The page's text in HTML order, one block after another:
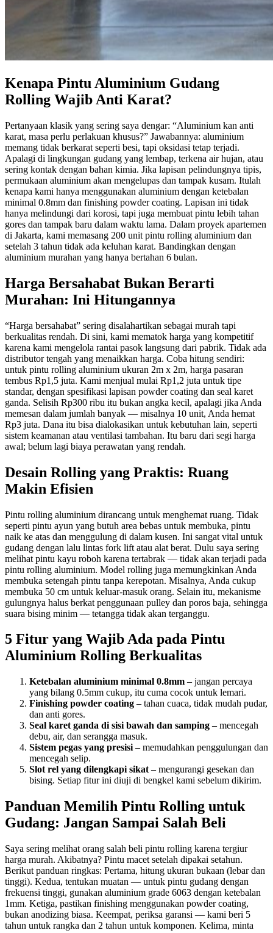
Kenapa Pintu Aluminium Gudang
Rolling Wajib Anti Karat?
Pertanyaan klasik yang sering saya dengar: “Aluminium kan anti
karat, masa perlu perlakuan khusus?” Jawabannya: aluminium
memang tidak berkarat seperti besi, tapi oksidasi tetap terjadi.
Apalagi di lingkungan gudang yang lembap, terkena air hujan, atau
sering kontak dengan bahan kimia. Jika lapisan pelindungnya tipis,
permukaan aluminium akan mengelupas dan tampak kusam. Itulah
kenapa kami hanya menggunakan aluminium dengan ketebalan
minimal 0.8mm dan finishing powder coating. Lapisan ini tidak
hanya melindungi dari korosi, tapi juga membuat pintu lebih tahan
gores dan tampak baru dalam waktu lama. Dalam proyek apartemen
di Jakarta, kami memasang 200 unit pintu rolling aluminium dan
setelah 3 tahun tidak ada keluhan karat. Bandingkan dengan
aluminium murahan yang hanya bertahan 6 bulan.
Harga Bersahabat Bukan Berarti
Murahan: Ini Hitungannya
“Harga bersahabat” sering disalahartikan sebagai murah tapi
berkualitas rendah. Di sini, kami mematok harga yang kompetitif
karena kami mengelola rantai pasok langsung dari pabrik. Tidak ada
distributor tengah yang menaikkan harga. Coba hitung sendiri:
untuk pintu rolling aluminium ukuran 2m x 2m, harga pasaran
tembus Rp1,5 juta. Kami menjual mulai Rp1,2 juta untuk tipe
standar, dengan spesifikasi lapisan powder coating dan seal karet
ganda. Selisih Rp300 ribu itu bukan angka kecil, apalagi jika Anda
memesan dalam jumlah banyak — misalnya 10 unit, Anda hemat
Rp3 juta. Dana itu bisa dialokasikan untuk kebutuhan lain, seperti
sistem keamanan atau ventilasi tambahan. Itu baru dari segi harga
awal; belum lagi biaya perawatan yang rendah.
Desain Rolling yang Praktis: Ruang
Makin Efisien
Pintu rolling aluminium dirancang untuk menghemat ruang. Tidak
seperti pintu ayun yang butuh area bebas untuk membuka, pintu
naik ke atas dan menggulung di dalam kusen. Ini sangat vital untuk
gudang dengan lalu lintas fork lift atau alat berat. Dulu saya sering
melihat pintu kayu roboh karena tertabrak — tidak akan terjadi pada
pintu rolling aluminium. Model rolling juga memungkinkan Anda
membuka setengah pintu tanpa kerepotan. Misalnya, Anda cukup
membuka 50 cm untuk keluar-masuk orang. Selain itu, mekanisme
gulungnya halus berkat penggunaan pulley dan poros baja, sehingga
suara bising minim — tetangga tidak akan terganggu.
5 Fitur yang Wajib Ada pada Pintu
Aluminium Rolling Berkualitas
Ketebalan aluminium minimal 0.8mm – jangan percaya
yang bilang 0.5mm cukup, itu cuma cocok untuk lemari.
Finishing powder coating – tahan cuaca, tidak mudah pudar,
dan anti gores.
Seal karet ganda di sisi bawah dan samping – mencegah
debu, air, dan serangga masuk.
Sistem pegas yang presisi – memudahkan penggulungan dan
mencegah selip.
Slot rel yang dilengkapi sikat – mengurangi gesekan dan
bising. Setiap fitur ini diuji di bengkel kami sebelum dikirim.
Panduan Memilih Pintu Rolling untuk
Gudang: Jangan Sampai Salah Beli
Saya sering melihat orang salah beli pintu rolling karena tergiur
harga murah. Akibatnya? Pintu macet setelah dipakai setahun.
Berikut panduan ringkas: Pertama, hitung ukuran bukaan (lebar dan
tinggi). Kedua, tentukan muatan — untuk pintu gudang dengan
frekuensi tinggi, gunakan aluminium grade 6063 dengan ketebalan
1mm. Ketiga, pastikan finishing menggunakan powder coating,
bukan anodizing biasa. Keempat, periksa garansi — kami beri 5
tahun untuk rangka dan 2 tahun untuk komponen. Kelima, minta